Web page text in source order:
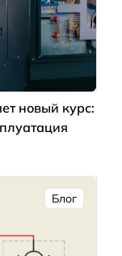
новый курс:
Блог